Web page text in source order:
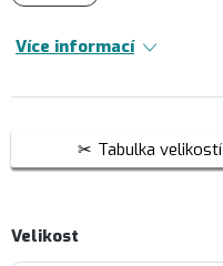
Více informací
Tabulka velikostí
Velikost